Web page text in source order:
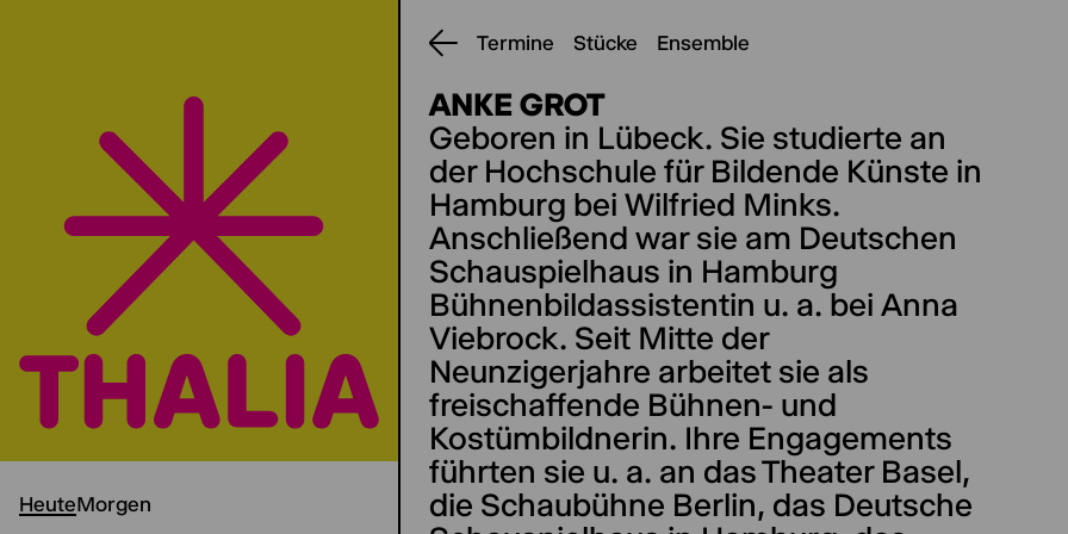
HeuteMorgen
Termine Stücke Ensemble
ANKE GROT
Geboren in Lübeck. Sie studierte an
der Hochschule für Bildende Künste in
Hamburg bei Wilfried Minks.
Anschließend war sie am Deutschen
Schauspielhaus in Hamburg
Bühnenbildassistentin u. a. bei Anna
Viebrock. Seit Mitte der
Neunzigerjahre arbeitet sie als
freischaffende Bühnen- und
Kostümbildnerin. Ihre Engagements
führten sie u. a. an das Theater Basel,
die Schaubühne Berlin, das Deutsche